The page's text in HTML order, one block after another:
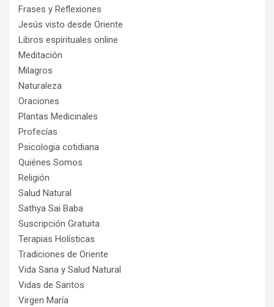
Frases y Reflexiones
Jesús visto desde Oriente
Libros espirituales online
Meditación
Milagros
Naturaleza
Oraciones
Plantas Medicinales
Profecías
Psicologia cotidiana
Quiénes Somos
Religión
Salud Natural
Sathya Sai Baba
Suscripción Gratuita
Terapias Holísticas
Tradiciones de Oriente
Vida Sana y Salud Natural
Vidas de Santos
Virgen María